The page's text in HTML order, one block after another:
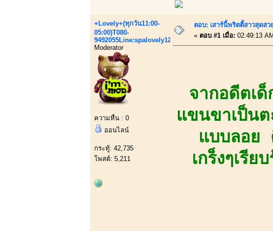
+Lovely+(ทุกวัน11:00-
05:00)T080-
9492055Line:spalovely123
Moderator
ความหื่น : 0
ออนไลน์
กระทู้: 42,735
โพสต์: 5,211
ตอบ: เสาร์นี้พริตตี้สาวสุดส
« ตอบ #1 เมื่อ: 02:49:13
จากอดีตเ
แขนขาเป็น
แบบลอย
เกร็งๆเรี